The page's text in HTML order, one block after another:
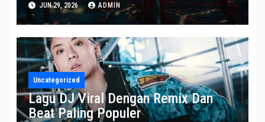
JUN 29, 2026 ADMIN
Uncategorized
Lagu DJ Viral Dengan Remix Dan
Beat Paling Populer